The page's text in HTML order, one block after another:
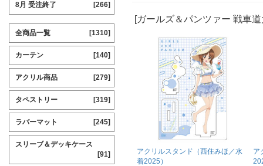
[ガールズ＆パンツァー 戦車
アクリルスタンド（西住みほ／水
着2025）
ア
8月 受注終了 [266]
全商品一覧 [1310]
カーテン [140]
アクリル商品 [279]
タペストリー [319]
ラバーマット [245]
スリーブ＆デッキケース
[91]